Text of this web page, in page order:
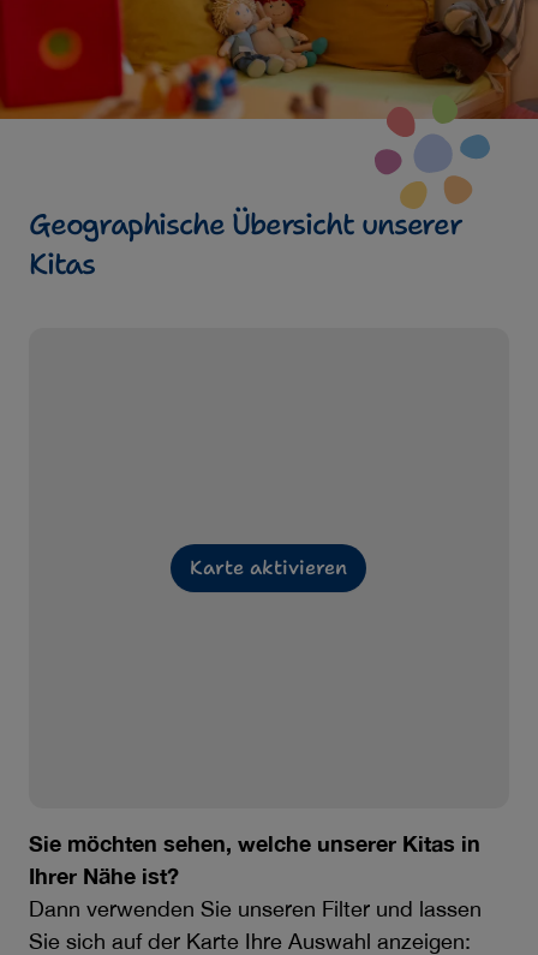
Geographische Übersicht unserer
Kitas
Karte aktivieren
Sie möchten sehen, welche unserer Kitas in
Ihrer Nähe ist?
Dann verwenden Sie unseren Filter und lassen
Sie sich auf der Karte Ihre Auswahl anzeigen: